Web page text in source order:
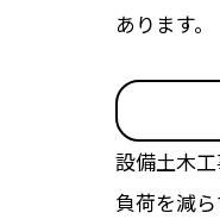
あります。
設備土木
負荷を減